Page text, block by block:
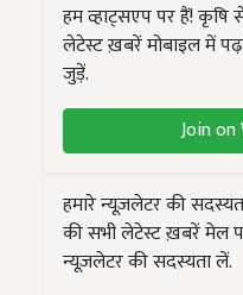
हम व्हाट्सएप पर हैं!
लेटेस्ट ख़बरें मोबाइल में
जुड़ें.
Join
हमारे न्यूज़लेटर की
की सभी लेटेस्ट ख़बरें मेल
न्यूज़लेटर की सदस्यता लें.